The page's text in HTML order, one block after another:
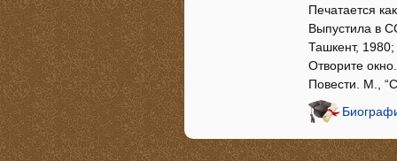
Печатается
Выпустила в
Ташкент,
Отворите
Повести. М.,